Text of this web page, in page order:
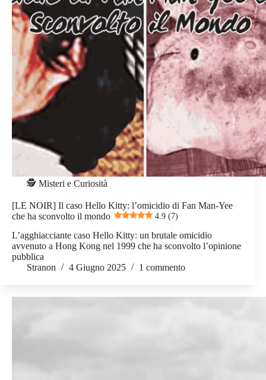
🕵️ Misteri e Curiosità
[LE NOIR] Il caso Hello Kitty: l’omicidio di Fan Man-Yee
che ha sconvolto il mondo
4.9 (7)
L’agghiacciante caso Hello Kitty: un brutale omicidio
avvenuto a Hong Kong nel 1999 che ha sconvolto l’opinione
pubblica
Stranon
4 Giugno 2025 1 commento